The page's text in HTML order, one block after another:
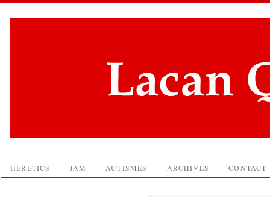
HERETICS JAM AUTISMES ARCHIVES CONTACT